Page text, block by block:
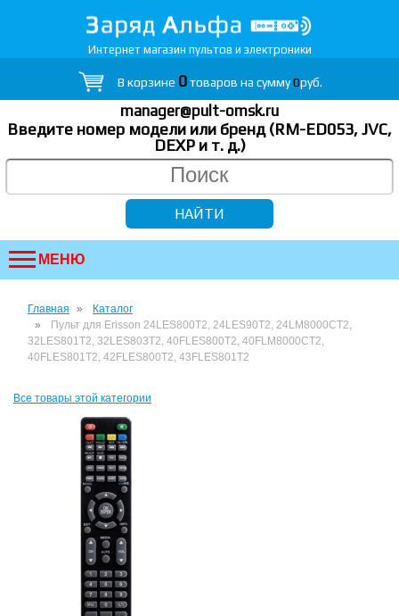
Интернет магазин пультов и электроники
В корзине 0товаров на сумму0руб.
manager@pult-omsk.ru
Введите номер модели или бренд (RM-ED053, JVC,
DEXP и т. д.)
МЕНЮ
Главная
Каталог
Пульт для Erisson 24LES800T2, 24LES90T2, 24LM8000CT2,
32LES801T2, 32LES803T2, 40FLES800T2, 40FLM8000CT2,
40FLES801T2, 42FLES800T2, 43FLES801T2
Все товары этой категории